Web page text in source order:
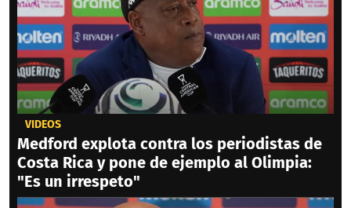
VIDEOS
Medford explota contra los periodistas de
Costa Rica y pone de ejemplo al Olimpia:
"Es un irrespeto"